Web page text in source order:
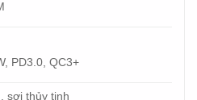
PD3.0, QC3+
sợi thủy tinh